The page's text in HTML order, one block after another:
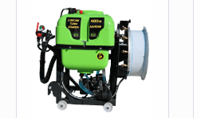
ფასი
-